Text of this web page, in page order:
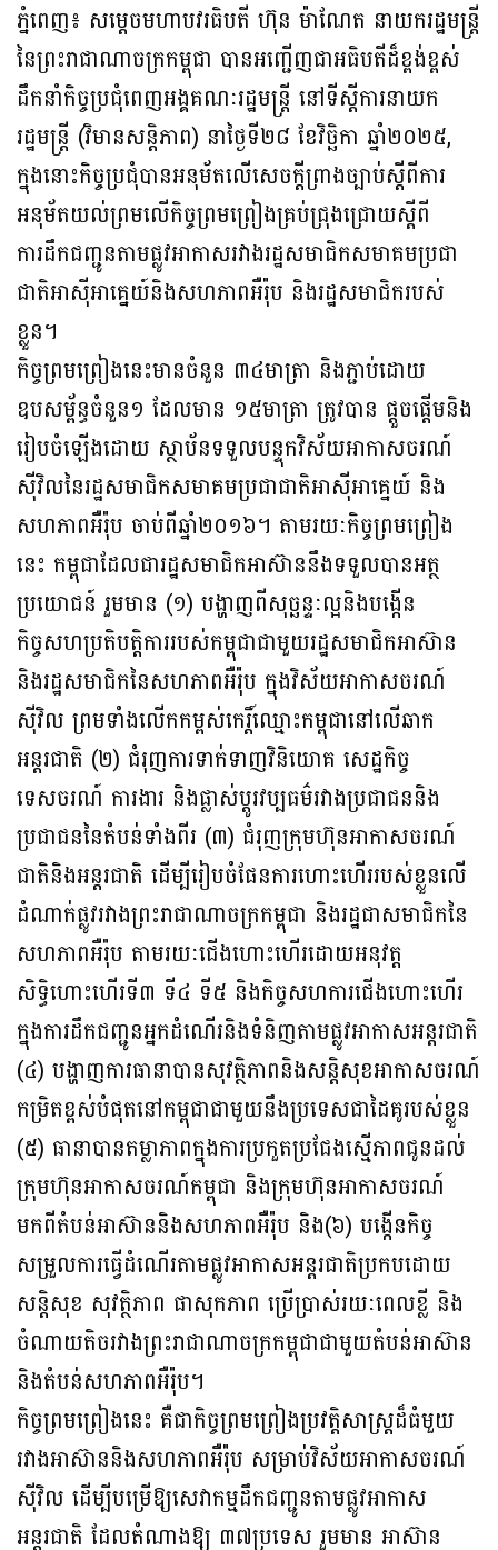
ភ្នំពេញ៖ សម្តេចមហាបវរធិបតី ហ៊ុន ម៉ាណែត នាយករដ្ឋមន្ត្រី
នៃព្រះរាជាណាចក្រកម្ពុជា បានអញ្ជើញជាអធិបតីដ៏ខ្ពង់ខ្ពស់
ដឹកនាំកិច្ចប្រជុំពេញអង្គគណៈរដ្ឋមន្ត្រី នៅទីស្ដីការនាយក
រដ្ឋមន្រ្តី (វិមានសន្តិភាព) នាថ្ងៃទី២៨ ខែវិច្ឆិកា ឆ្នាំ២០២៥,
ក្នុងនោះកិច្ចប្រជុំបានអនុម័តលើសេចក្តីព្រាងច្បាប់ស្តីពីការ
អនុម័តយល់ព្រមលើកិច្ចព្រមព្រៀងគ្រប់ជ្រុងជ្រោយស្តីពី
ការដឹកជញ្ជូនតាមផ្លូវអាកាសរវាងរដ្ឋសមាជិកសមាគមប្រជា
ជាតិអាស៊ីអាគ្នេយ៍និងសហភាពអឺរ៉ុប និងរដ្ឋសមាជិករបស់
ខ្លួន។
កិច្ចព្រមព្រៀងនេះមានចំនួន ៣៤មាត្រា និងភ្ជាប់ដោយ
ឧបសម្ព័ន្ធចំនួន១ ដែលមាន ១៥មាត្រា ត្រូវបាន ផ្តួចផ្តើមនិង
រៀបចំឡើងដោយ ស្ថាប័នទទួលបន្ទុកវិស័យអាកាសចរណ៍
ស៊ីវិលនៃរដ្ឋសមាជិកសមាគមប្រជាជាតិអាស៊ីអាគ្នេយ៍ និង
សហភាពអឺរ៉ុប ចាប់ពីឆ្នាំ២០១៦។ តាមរយៈកិច្ចព្រមព្រៀង
នេះ កម្ពុជាដែលជារដ្ឋសមាជិកអាស៊ាននឹងទទួលបានអត្ថ
ប្រយោជន៍ រួមមាន (១) បង្ហាញពីសុច្ឆន្ទៈល្អនិងបង្កើន
កិច្ចសហប្រតិបត្តិការរបស់កម្ពុជាជាមួយរដ្ឋសមាជិកអាស៊ាន
និងរដ្ឋសមាជិកនៃសហភាពអឺរ៉ុប ក្នុងវិស័យអាកាសចរណ៍
ស៊ីវិល ព្រមទាំងលើកកម្ពស់កេរ្តិ៍ឈ្មោះកម្ពុជានៅលើឆាក
អន្តរជាតិ (២) ជំរុញការទាក់ទាញវិនិយោគ សេដ្ឋកិច្ច
ទេសចរណ៍ ការងារ និងផ្លាស់ប្តូរវប្បធម៌រវាងប្រជាជននិង
ប្រជាជននៃតំបន់ទាំងពីរ (៣) ជំរុញក្រុមហ៊ុនអាកាសចរណ៍
ជាតិនិងអន្តរជាតិ ដើម្បីរៀបចំផែនការហោះហើររបស់ខ្លួនលើ
ដំណាក់ផ្លូវរវាងព្រះរាជាណាចក្រកម្ពុជា និងរដ្ឋជាសមាជិកនៃ
សហភាពអឺរ៉ុប តាមរយៈជើងហោះហើរដោយអនុវត្ត
សិទ្ធិហោះហើរទី៣ ទី៤ ទី៥ និងកិច្ចសហការជើងហោះហើរ
ក្នុងការដឹកជញ្ជូនអ្នកដំណើរនិងទំនិញតាមផ្លូវអាកាសអន្តរជាតិ
(៤) បង្ហាញការធានាបានសុវត្ថិភាពនិងសន្តិសុខអាកាសចរណ៍
កម្រិតខ្ពស់បំផុតនៅកម្ពុជាជាមួយនឹងប្រទេសជាដៃគូរបស់ខ្លួន
(៥) ធានាបានតម្លាភាពក្នុងការប្រកួតប្រជែងស្មើភាពជូនដល់
ក្រុមហ៊ុនអាកាសចរណ៍កម្ពុជា និងក្រុមហ៊ុនអាកាសចរណ៍
មកពីតំបន់អាស៊ាននិងសហភាពអឺរ៉ុប និង(៦) បង្កើនកិច្ច
សម្រួលការធ្វើដំណើរតាមផ្លូវអាកាសអន្តរជាតិប្រកបដោយ
សន្តិសុខ សុវត្ថិភាព ផាសុកភាព ប្រើប្រាស់រយៈពេលខ្លី និង
ចំណាយតិចរវាងព្រះរាជាណាចក្រកម្ពុជាជាមួយតំបន់អាស៊ាន
និងតំបន់សហភាពអឺរ៉ុប។
កិច្ចព្រមព្រៀងនេះ គឺជាកិច្ចព្រមព្រៀងប្រវត្តិសាស្ត្រដ៏ធំមួយ
រវាងអាស៊ាននិងសហភាពអឺរ៉ុប សម្រាប់វិស័យអាកាសចរណ៍
ស៊ីវិល ដើម្បីបម្រើឱ្យសេវាកម្មដឹកជញ្ជូនតាមផ្លូវអាកាស
អន្តរជាតិ ដែលតំណាងឱ្យ ៣៧ប្រទេស រួមមាន អាស៊ាន